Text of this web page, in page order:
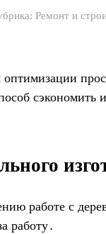
Ремонт и
сэкономить
работе с
работу․